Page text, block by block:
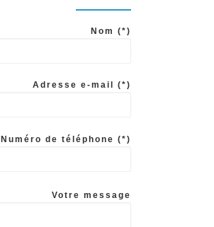
Nom (*)
Adresse e-mail (*)
Numéro de téléphone (*)
Votre message